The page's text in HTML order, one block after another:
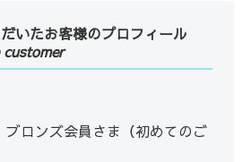
いたお客様のプロフィール
ズ会員さま（初めてのご